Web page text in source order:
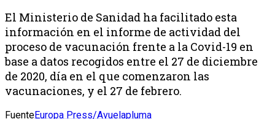
El Ministerio de Sanidad ha facilitado esta
información en el informe de actividad del
proceso de vacunación frente a la Covid-19 en
base a datos recogidos entre el 27 de diciembre
de 2020, día en el que comenzaron las
vacunaciones, y el 27 de febrero.
FuenteEuropa Press/Avuelapluma